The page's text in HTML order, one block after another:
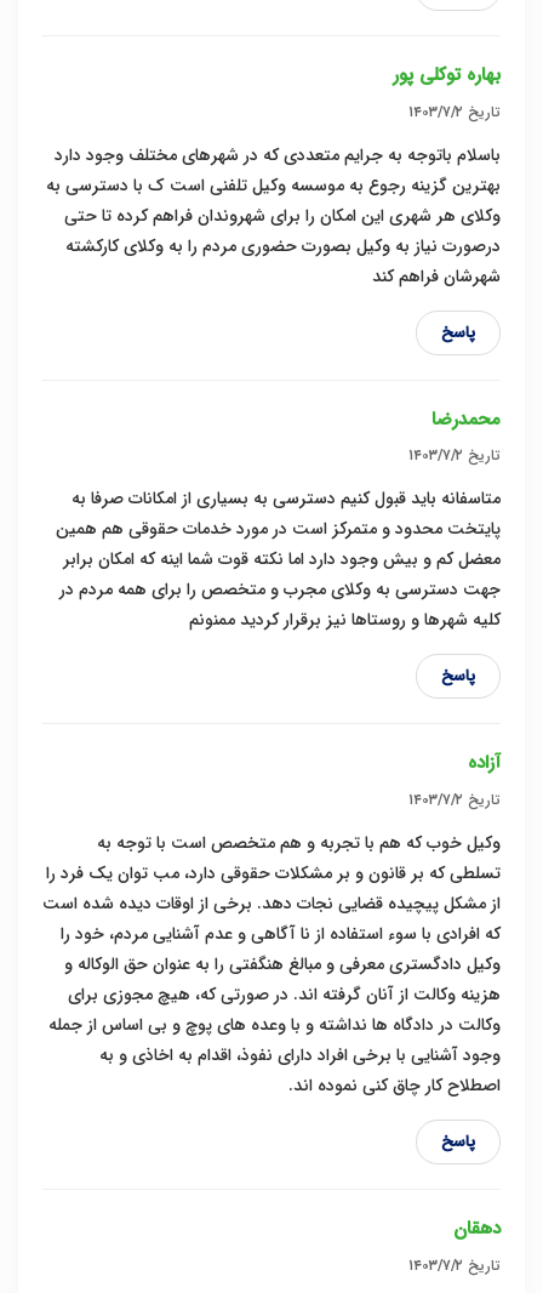
بهاره توکلی پور
تاریخ ۱۴۰۳/۷/۲
باسلام باتوجه به جرایم متعددی که در شهرهای مختلف وجود دارد
بهترین گزینه رجوع به موسسه وکیل تلفنی است ک با دسترسی به
وکلای هر شهری این امکان را برای شهروندان فراهم کرده تا حتی
درصورت نیاز به وکیل بصورت حضوری مردم را به وکلای کارکشته
شهرشان فراهم کند
پاسخ
محمدرضا
تاریخ ۱۴۰۳/۷/۲
متاسفانه باید قبول کنیم دسترسی به بسیاری از امکانات صرفا به
پایتخت محدود و متمرکز است در مورد خدمات حقوقی هم همین
معضل کم و بیش وجود دارد اما نکته قوت شما اینه که امکان برابر
جهت دسترسی به وکلای مجرب و متخصص را برای همه مردم در
کلیه شهرها و روستاها نیز برقرار کردید ممنونم
پاسخ
آزاده
تاریخ ۱۴۰۳/۷/۲
وکیل خوب که هم با تجربه و هم متخصص است با توجه به
تسلطی که بر قانون و بر مشکلات حقوقی دارد، مب توان یک فرد را
از مشکل پیچیده قضایی نجات دهد. برخی از اوقات دیده شده است
که افرادی با سوء استفاده از نا آگاهی و عدم آشنایی مردم، خود را
وکیل دادگستری معرفی و مبالغ هنگفتی را به عنوان حق الوکاله و
هزینه وکالت از آنان گرفته اند. در صورتی که، هیچ مجوزی برای
وکالت در دادگاه ها نداشته و با وعده های پوچ و بی اساس از جمله
وجود آشنایی با برخی افراد دارای نفوذ، اقدام به اخاذی و به
اصطلاح کار چاق کنی نموده اند.
پاسخ
دهقان
تاریخ ۱۴۰۳/۷/۲